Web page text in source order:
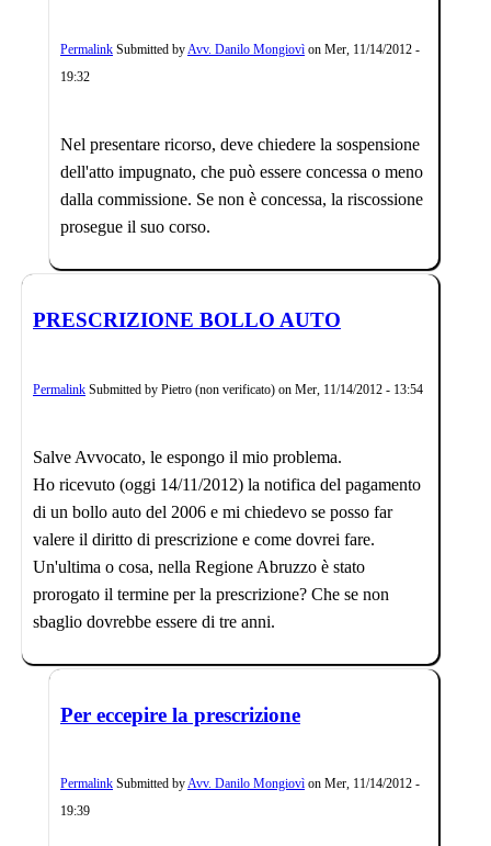
Permalink Submitted byAvv. Danilo Mongiovì on Mer, 11/14/2012 -
19:32
Nel presentare ricorso, deve chiedere la sospensione
dell'atto impugnato, che può essere concessa o meno
dalla commissione. Se non è concessa, la riscossione
prosegue il suo corso.
PRESCRIZIONE BOLLO AUTO
Permalink Submitted by Pietro (non verificato) on Mer, 11/14/2012 - 13:54
Salve Avvocato, le espongo il mio problema.
Ho ricevuto (oggi 14/11/2012) la notifica del pagamento
di un bollo auto del 2006 e mi chiedevo se posso far
valere il diritto di prescrizione e come dovrei fare.
Un'ultima o cosa, nella Regione Abruzzo è stato
prorogato il termine per la prescrizione? Che se non
sbaglio dovrebbe essere di tre anni.
Per eccepire la prescrizione
Permalink Submitted byAvv. Danilo Mongiovì on Mer, 11/14/2012 -
19:39